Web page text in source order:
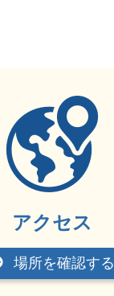
アクセス
場所を確認する